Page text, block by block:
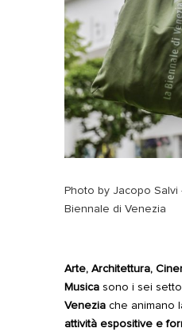
Photo by Jacopo Salvi
Biennale di Venezia
Arte, Architettura,
Musicasono i sei
Veneziache animano
attività espositive e